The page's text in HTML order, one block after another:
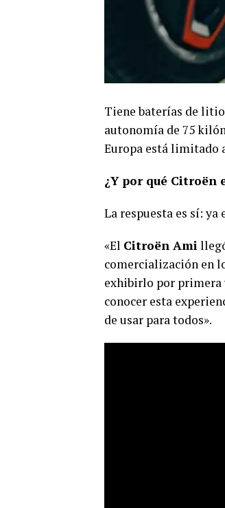
Tiene baterías de
autonomía de 75
Europa está limitado
¿Y por qué Citroën
La respuesta es sí:
«El Citroën Ami
comercialización en
exhibirlo por primera
conocer esta
de usar para todos».